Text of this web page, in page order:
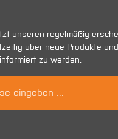
unseren regelmäßig
über neue Produkte
informiert zu werden.